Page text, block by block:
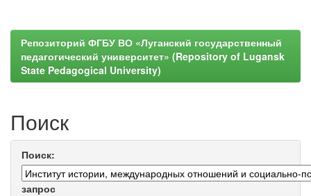
Репозиторий ФГБУ ВО «Луганский государственный
педагогический университет» (Repository of Lugansk
State Pedagogical University)
Поиск
Поиск:
запрос